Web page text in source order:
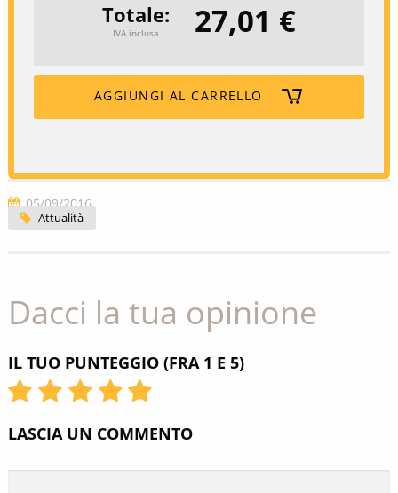
Totale
IVA inclusa 27,01 €
AGGIUNGI AL CARRELLO
05/09/2016
Attualità
Dacci la tua opinione
IL TUO PUNTEGGIO (FRA 1 E 5)
LASCIA UN COMMENTO